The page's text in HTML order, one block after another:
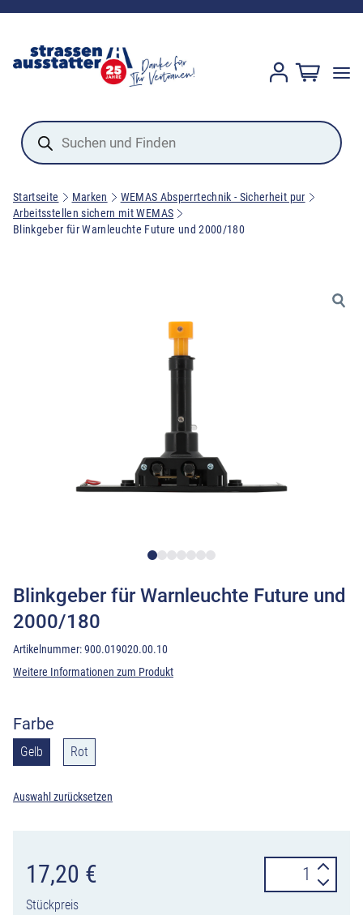
Products
search
Startseite Marken
WEMAS Absperrtechnik - Sicherheit pur
Arbeitsstellen sichern mit WEMAS
Blinkgeber für Warnleuchte Future und 2000/180
Blinkgeber für Warnleuchte Future und
2000/180
Artikelnummer:900.019020.00.10
Weitere Informationen zum Produkt
Farbe
Gelb Rot
Auswahl zurücksetzen
17,20 €
Stückpreis
Blinkgeber
für